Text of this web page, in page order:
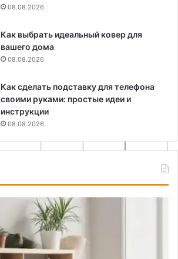
08.08.2026
Как выбрать идеальный ковер для
вашего дома
08.08.2026
Как сделать подставку для телефона
своими руками: простые идеи и
инструкции
08.08.2026